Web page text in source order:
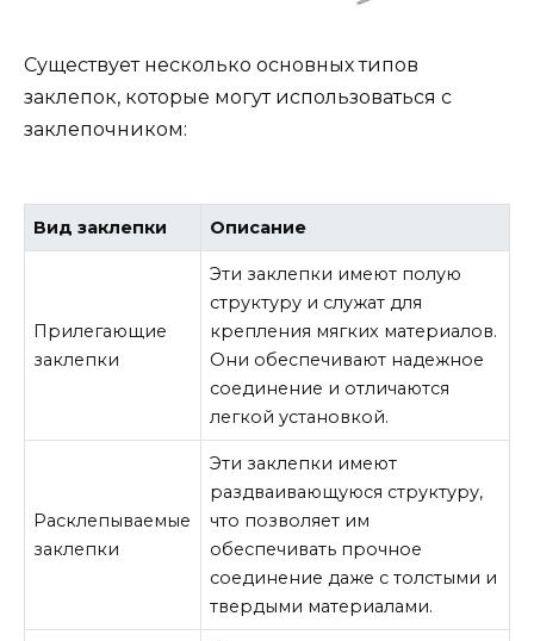
Существует несколько основных типов
заклепок, которые могут использоваться с
заклепочником:
Вид заклепки Описание
Прилегающие
заклепки
Эти заклепки имеют полую
структуру и служат для
крепления мягких материалов.
Они обеспечивают надежное
соединение и отличаются
легкой установкой.
Расклепываемые
заклепки
Эти заклепки имеют
раздваивающуюся структуру,
что позволяет им
обеспечивать прочное
соединение даже с толстыми и
твердыми материалами.